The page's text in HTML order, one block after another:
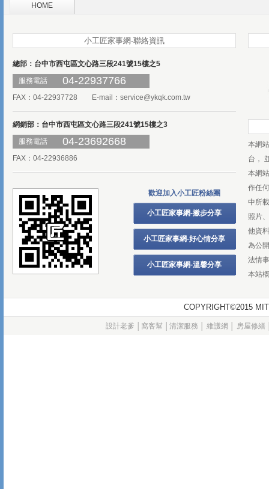
HOME
小工匠家事網-聯絡資訊
總部：台中市西屯區文心路三段241號15樓之5
服務電話
04-22937766
FAX：04-22937728 E-mail： service@ykqk.com.tw
網銷部：台中市西屯區文心路三段241號15樓之3
服務電話
04-23692668
FAX：04-22936886
歡迎加入小工匠粉絲團
小工匠家事網-撇步分享
小工匠家事網-好心情分享
小工匠家事網-溫馨分享
本網
台，
本網
作任
中所
照片
他資
為公
法情
本站
COPYRIGHT©2015
設計老爹 窩客幫 清潔服務 維護網 房屋修繕